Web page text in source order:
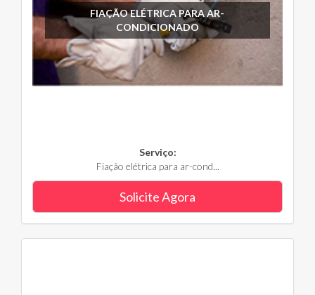
FIAÇÃO ELÉTRICA PARA AR-
CONDICIONADO
Serviço:
Fiação elétrica para ar-cond...
Solicite Agora